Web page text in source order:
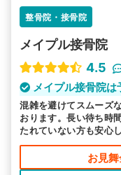
駅から探
整骨院・接骨院
メイプル接骨院
4.5
メイプル接骨院は
混雑を避けてスムーズ
おります。長い待ち時
たれていない方も安心
ださい。
お見